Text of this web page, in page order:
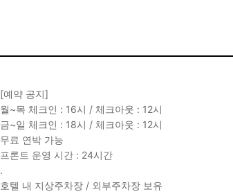
[예약 공지]
월~목 체크인 : 16시 / 체크아웃 : 12시
금~일 체크인 : 18시 / 체크아웃 : 12시
무료 연박 가능
프론트 운영 시간 : 24시간
.
호텔 내 지상주차장 / 외부주차장 보유